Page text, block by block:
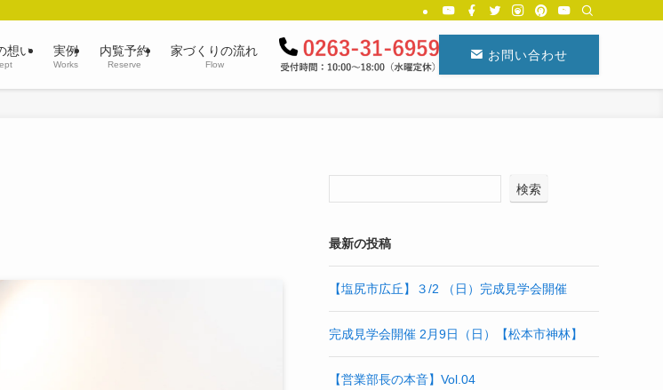
想い 実例
Works
内覧予約
Reserve
家づくりの流れ
Flow
お問い合わせ
検索
最新の投稿
【塩尻市広丘】３/2 （日）完成見学会開催
完成見学会開催 2月9日（日）【松本市神林】
【営業部長の本音】Vol.04